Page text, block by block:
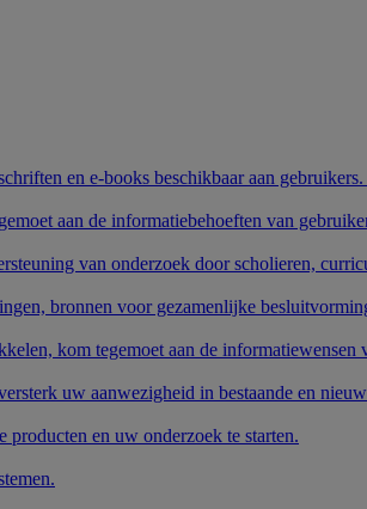
en e-books beschikbaar aan
aan de informatiebehoeften van
van onderzoek door scholieren,
bronnen voor gezamenlijke
kom tegemoet aan de
uw aanwezigheid in bestaande en
en uw onderzoek te starten.